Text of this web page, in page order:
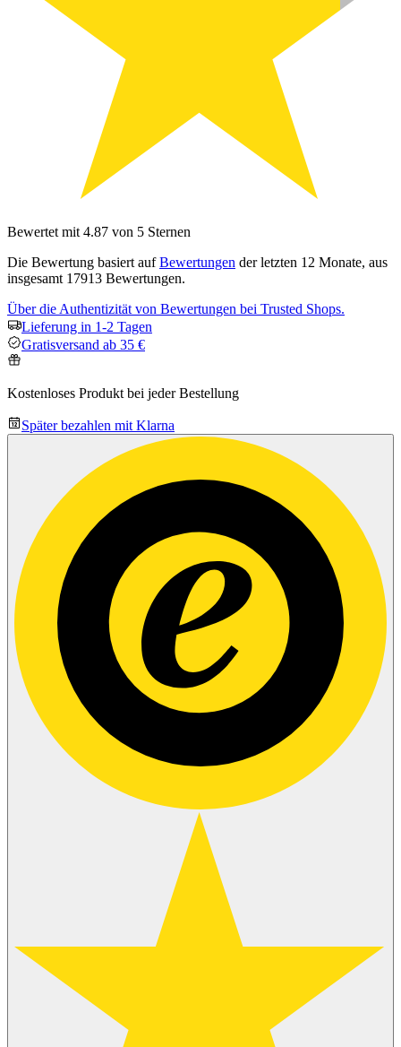
Bewertet mit 4.87 von 5 Sternen
Die Bewertung basiert aufBewertungen der letzten 12 Monate, aus
insgesamt 17913 Bewertungen.
Über die Authentizität von Bewertungen bei Trusted Shops.
Lieferung in 1-2 Tagen
Gratisversand ab 35 €
Kostenloses Produkt bei jeder Bestellung
Später bezahlen mit Klarna